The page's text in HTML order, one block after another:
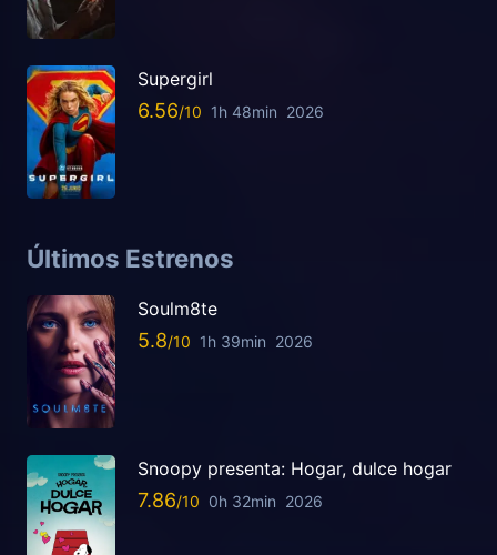
Supergirl
6.56 1h 48min 2026
Últimos Estrenos
Soulm8te
5.8 1h 39min 2026
Snoopy presenta: Hogar, dulce hogar
7.86 0h 32min 2026